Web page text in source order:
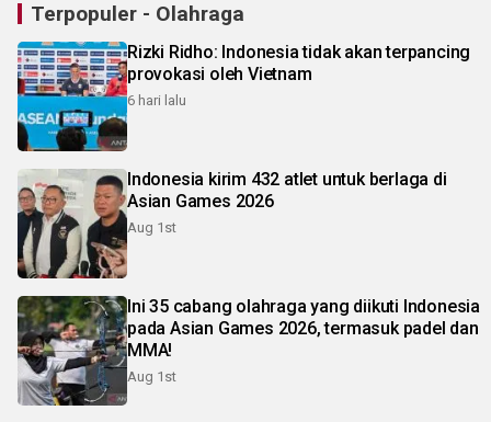
Terpopuler - Olahraga
Rizki Ridho: Indonesia tidak akan terpancing
provokasi oleh Vietnam
6 hari lalu
Indonesia kirim 432 atlet untuk berlaga di
Asian Games 2026
Aug 1st
Ini 35 cabang olahraga yang diikuti Indonesia
pada Asian Games 2026, termasuk padel dan
MMA!
Aug 1st